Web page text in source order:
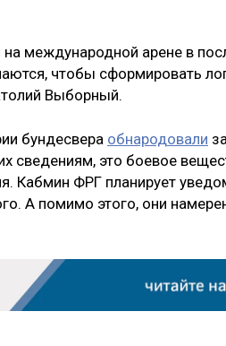
на международной арене в
чтобы сформировать
Выборный.
бундесвера обнародовали
сведениям, это боевое
Кабмин ФРГ планирует
А помимо этого, они